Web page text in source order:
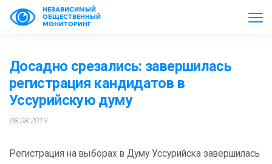
НЕЗАВИСИМЫЙ
ОБЩЕСТВЕННЫЙ
МОНИТОРИНГ
Досадно срезались: завершилась
регистрация кандидатов в
Уссурийскую думу
08.08.2019
Регистрация на выборах в Думу Уссурийска завершилась